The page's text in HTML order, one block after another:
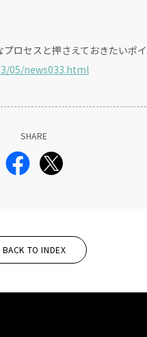
ロセスと押さえておきたいポ
05/news033.html
SHARE
BACK TO INDEX